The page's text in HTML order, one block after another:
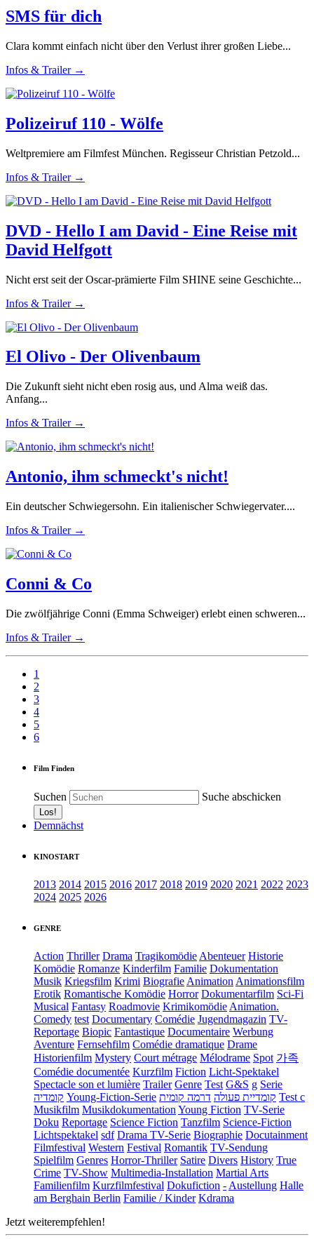
SMS für dich
Clara kommt einfach nicht über den Verlust ihrer großen Liebe...
Infos & Trailer →
Polizeiruf 110 - Wölfe
Weltpremiere am Filmfest München. Regisseur Christian Petzold...
Infos & Trailer →
DVD - Hello I am David - Eine Reise mit
David Helfgott
Nicht erst seit der Oscar-prämierte Film SHINE seine Geschichte...
Infos & Trailer →
El Olivo - Der Olivenbaum
Die Zukunft sieht nicht eben rosig aus, und Alma weiß das.
Anfang...
Infos & Trailer →
Antonio, ihm schmeckt's nicht!
Ein deutscher Schwiegersohn. Ein italienischer Schwiegervater....
Infos & Trailer →
Conni & Co
Die zwölfjährige Conni (Emma Schweiger) erlebt einen schweren...
Infos & Trailer →
1
2
3
4
5
6
Film Finden
Suchen Suche abschicken
Demnächst
KINOSTART
2013 2014 2015 2016 2017 2018 2019 2020 2021 2022 2023
2024 2025 2026
GENRE
Action Thriller Drama Tragikomödie Abenteuer Historie
Komödie Romanze Kinderfilm Familie Dokumentation
Musik Kriegsfilm Krimi Biografie Animation Animationsfilm
Erotik Romantische Komödie Horror Dokumentarfilm Sci-Fi
Musical Fantasy Roadmovie Krimikomödie Animation.
Comedy test Documentary Comédie Jugendmagazin TV-
Reportage Biopic Fantastique Documentaire Werbung
Aventure Fernsehfilm Comédie dramatique Drame
Historienfilm Mystery Court métrage Mélodrame Spot 가족
Comédie documentée Kurzfilm Fiction Licht-Spektakel
Spectacle son et lumière Trailer Genre Test G&S g Serie
קומדיה Young-Fiction-Serie קומדיית פעולה דרמה קומית
Test c
Musikfilm Musikdokumentation Young Fiction TV-Serie
Doku Reportage Science Fiction Tanzfilm Science-Fiction
Lichtspektakel sdf Drama TV-Serie Biographie Docutainment
Filmfestival Western Festival Romantik TV-Sendung
Spielfilm Genres Horror-Thriller Satire Divers History True
Crime TV-Show Multimedia-Installation Martial Arts
Familienfilm Kurzfilmfestival Dokufiction - Austellung Halle
am Berghain Berlin Familie / Kinder Kdrama
Jetzt weiterempfehlen!